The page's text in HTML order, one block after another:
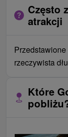
Często
atrakcji
rzeczywista
Które